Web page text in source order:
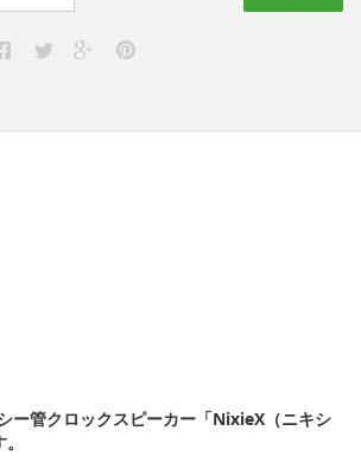
ー管クロックスピーカー「NixieX（ニキシ